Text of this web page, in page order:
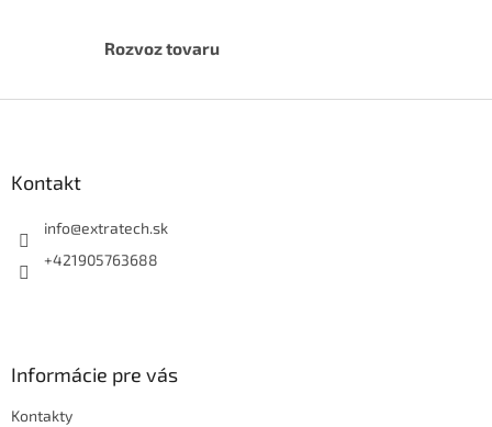
Rozvoz tovaru
Kontakt
info@extratech.sk
+421905763688
Informácie pre vás
Kontakty